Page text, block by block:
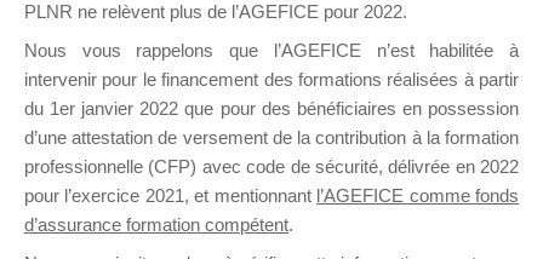
Groupe Public
il y a une heure
Ce groupe est destiné aux Organismes de
formation. Il accueille également les Conseillers
PLNR ne relèvent plus de l’AGEFICE pour 2022.
Nous vous rappelons que l’AGEFICE n’est habilitée à
intervenir pour le financement des formations réalisées à partir
du 1er janvier 2022 que pour des bénéficiaires en possession
d’une attestation de versement de la contribution à la formation
professionnelle (CFP) avec code de sécurité, délivrée en 2022
pour l’exercice 2021, et mentionnant l’AGEFICE comme fonds
d’assurance formation compétent.